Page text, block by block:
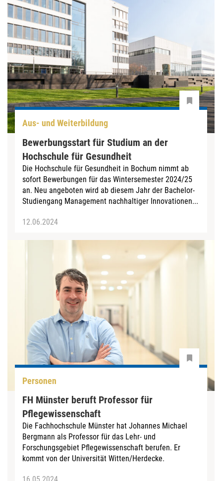
Aus- und Weiterbildung
Bewerbungsstart für Studium an der
Hochschule für Gesundheit
Die Hochschule für Gesundheit in Bochum nimmt ab
sofort Bewerbungen für das Wintersemester 2024/25
an. Neu angeboten wird ab diesem Jahr der Bachelor-
Studiengang Management nachhaltiger Innovationen...
12.06.2024
Personen
FH Münster beruft Professor für
Pflegewissenschaft
Die Fachhochschule Münster hat Johannes Michael
Bergmann als Professor für das Lehr- und
Forschungsgebiet Pflegewissenschaft berufen. Er
kommt von der Universität Witten/Herdecke.